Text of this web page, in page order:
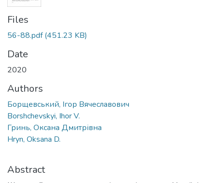
Files
56-88.pdf(451.23 KB)
Date
2020
Authors
Борщевський, Ігор Вячеславович
Borshchevskyi, Ihor V.
Гринь, Оксана Дмитрівна
Hryn, Oksana D.
Abstract